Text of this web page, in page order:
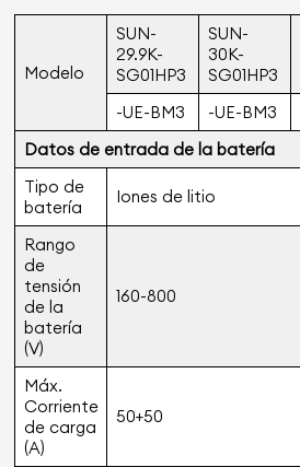
Modelo
SUN-
29.9K-
SG01HP3
SUN-
30K-
SG01HP3
-UE-BM3
-UE-BM3
Datos de entrada de la batería
Tipo de
batería
Iones de litio
Rango
de
tensión
de la
batería
(V)
160-800
Máx.
Corriente
de carga
(A)
50+50